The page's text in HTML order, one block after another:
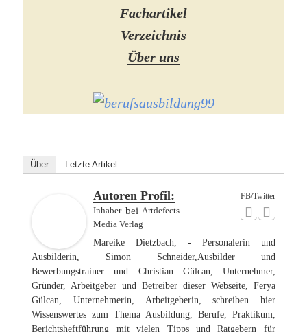
Fachartikel
Verzeichnis
Über uns
Über Letzte Artikel
FB/Twitter
Autoren Profil:
Inhaberbei Artdefects
Media Verlag
Mareike Dietzbach, - Personalerin und Ausbilderin, Simon
Schneider,Ausbilder und Bewerbungstrainer und Christian
Gülcan, Unternehmer, Gründer, Arbeitgeber und Betreiber
dieser Webseite, Ferya Gülcan, Unternehmerin, Arbeitgeberin,
schreiben hier Wissenswertes zum Thema Ausbildung, Berufe,
Praktikum, Berichtsheftführung mit vielen Tipps und
Ratgebern für Auszubildene, Schüler und Umschüler,